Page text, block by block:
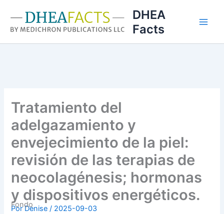
contenido
DHEA
Facts
Tratamiento del
adelgazamiento y
envejecimiento de la piel:
revisión de las terapias de
neocolagénesis; hormonas
y dispositivos energéticos.
PorDenise/ 2025-09-03
Fondo